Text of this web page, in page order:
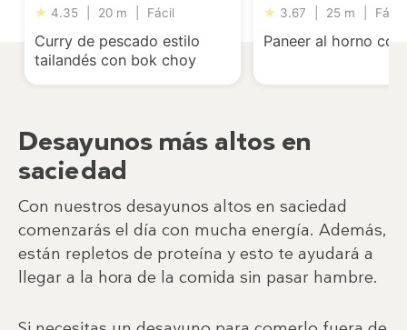
★ 4.35 20 m Fácil
Curry de pescado estilo
tailandés con bok choy
★ 3.67 25 m Fácil
Paneer al horno
Desayunos más altos en
saciedad
Con nuestros desayunos altos en saciedad
comenzarás el día con mucha energía. Además,
están repletos de proteína y esto te ayudará a
llegar a la hora de la comida sin pasar hambre.